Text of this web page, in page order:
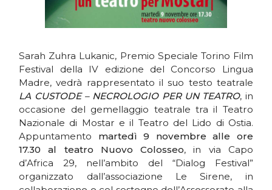
Sarah Zuhra Lukanic, Premio Speciale Torino Film
Festival della IV edizione del Concorso Lingua
Madre, vedrà rappresentato il suo testo teatrale
LA CUSTODE – NECROLOGIO PER UN TEATRO, in
occasione del gemellaggio teatrale tra il Teatro
Nazionale di Mostar e il Teatro del Lido di Ostia.
Appuntamento martedì 9 novembre alle ore
17.30 al teatro Nuovo Colosseo, in via Capo
d’Africa 29, nell’ambito del “Dialog Festival”
organizzato dall’associazione Le Sirene, in